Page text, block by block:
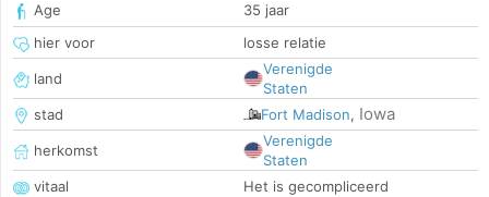
Age
35 jaar
hier voor
losse relatie
land
Verenigde
Staten
stad
Fort Madison, Iowa
herkomst
Verenigde
Staten
vitaal
Het is gecompliceerd